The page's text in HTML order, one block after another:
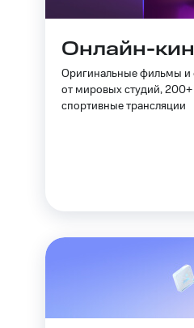
Онлайн-
Оригинальные фильмы и
от мировых студий,
спортивные трансляции